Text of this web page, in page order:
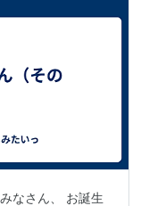
なさん、 お誕生